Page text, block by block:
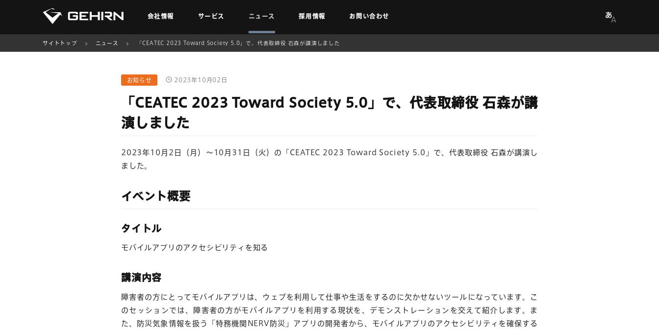
会社情報 サービス ニュース 採用情報 お問い合わせ
サイトトップ ニュース 「CEATEC 2023 Toward Society 5.0」で、代表取締役 石森が講演しました
お知らせ 2023年10月02日
「CEATEC 2023 Toward Society 5.0」で、代表取締役 石森が講
演しました
2023年10月2日（月）～10月31日（火）の「CEATEC 2023 Toward Society 5.0」で、代表取締役 石森が講演し
ました。
イベント概要
タイトル
モバイルアプリのアクセシビリティを知る
講演内容
障害者の方にとってモバイルアプリは、ウェブを利用して仕事や生活をするのに欠かせないツールになっています。こ
のセッションでは、障害者の方がモバイルアプリを利用する現状を、デモンストレーションを交えて紹介します。ま
た、防災気象情報を扱う「特務機関NERV防災」アプリの開発者から、モバイルアプリのアクセシビリティを確保する